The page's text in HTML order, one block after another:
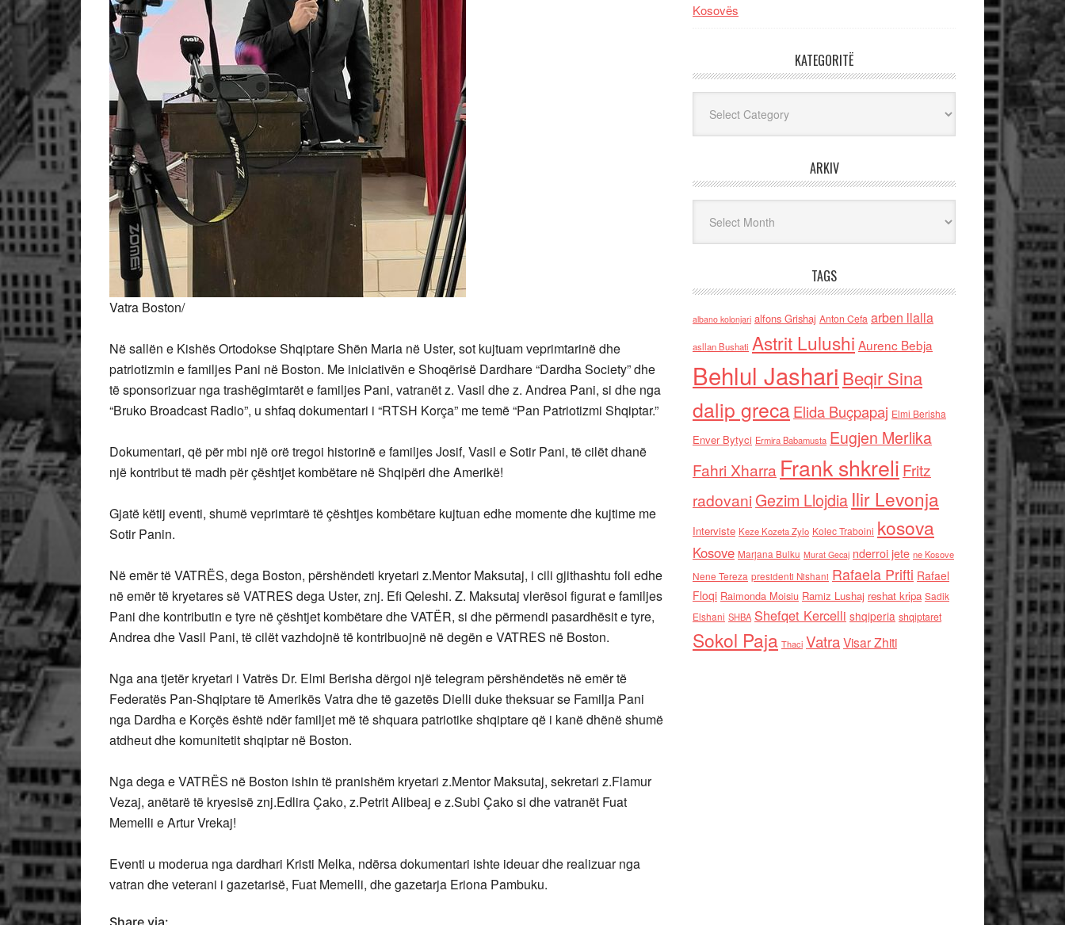
Vatra Boston/
Në sallën e Kishës Ortodokse Shqiptare Shën Maria në Uster, sot kujtuam veprimtarinë dhe
patriotizmin e familjes Pani në Boston. Me iniciativën e Shoqërisë Dardhare “Dardha Society” dhe
të sponsorizuar nga trashëgimtarët e familjes Pani, vatranët z. Vasil dhe z. Andrea Pani, si dhe nga
“Bruko Broadcast Radio”, u shfaq dokumentari i “RTSH Korça” me temë “Pan Patriotizmi Shqiptar.”
Dokumentari, që për mbi një orë tregoi historinë e familjes Josif, Vasil e Sotir Pani, të cilët dhanë
një kontribut të madh për çështjet kombëtare në Shqipëri dhe Amerikë!
Gjatë këtij eventi, shumë veprimtarë të çështjes kombëtare kujtuan edhe momente dhe kujtime me
Sotir Panin.
Në emër të VATRËS, dega Boston, përshëndeti kryetari z.Mentor Maksutaj, i cili gjithashtu foli edhe
në emër të kryetares së VATRES dega Uster, znj. Efi Qeleshi. Z. Maksutaj vlerësoi figurat e familjes
Pani dhe kontributin e tyre në çështjet kombëtare dhe VATËR, si dhe përmendi pasardhësit e tyre,
Andrea dhe Vasil Pani, të cilët vazhdojnë të kontribuojnë në degën e VATRES në Boston.
Nga ana tjetër kryetari i Vatrës Dr. Elmi Berisha dërgoi një telegram përshëndetës në emër të
Federatës Pan-Shqiptare të Amerikës Vatra dhe të gazetës Dielli duke theksuar se Familja Pani
nga Dardha e Korçës është ndër familjet më të shquara patriotike shqiptare që i kanë dhënë shumë
atdheut dhe komunitetit shqiptar në Boston.
Nga dega e VATRËS në Boston ishin të pranishëm kryetari z.Mentor Maksutaj, sekretari z.Flamur
Vezaj, anëtarë të kryesisë znj.Edlira Çako, z.Petrit Alibeaj e z.Subi Çako si dhe vatranët Fuat
Memelli e Artur Vrekaj!
Eventi u moderua nga dardhari Kristi Melka, ndërsa dokumentari ishte ideuar dhe realizuar nga
vatran dhe veterani i gazetarisë, Fuat Memelli, dhe gazetarja Eriona Pambuku.
Share via:
Kosovës
KATEGORITË
ARKIV
TAGS
albano kolonjari alfons Grishaj Anton Cefa arben llalla
asllan Bushati Astrit Lulushi Aurenc Bebja
Behlul Jashari Beqir Sina
dalip grecaElida Buçpapaj Elmi Berisha
Enver Bytyci Ermira Babamusta Eugjen Merlika
Fahri Xharra Frank shkreli Fritz
radovaniGezim Llojdia Ilir Levonja
Interviste Keze Kozeta Zylo Kolec Traboini kosova
Kosove Marjana Bulku Murat Gecaj nderroi jete ne Kosove
Nene Tereza presidenti Nishani Rafaela Prifti Rafael
Floqi Raimonda Moisiu Ramiz Lushaj reshat kripa Sadik
Elshani SHBA Shefqet Kercelli shqiperia shqiptaret
Sokol Paja Thaci VatraVisar Zhiti